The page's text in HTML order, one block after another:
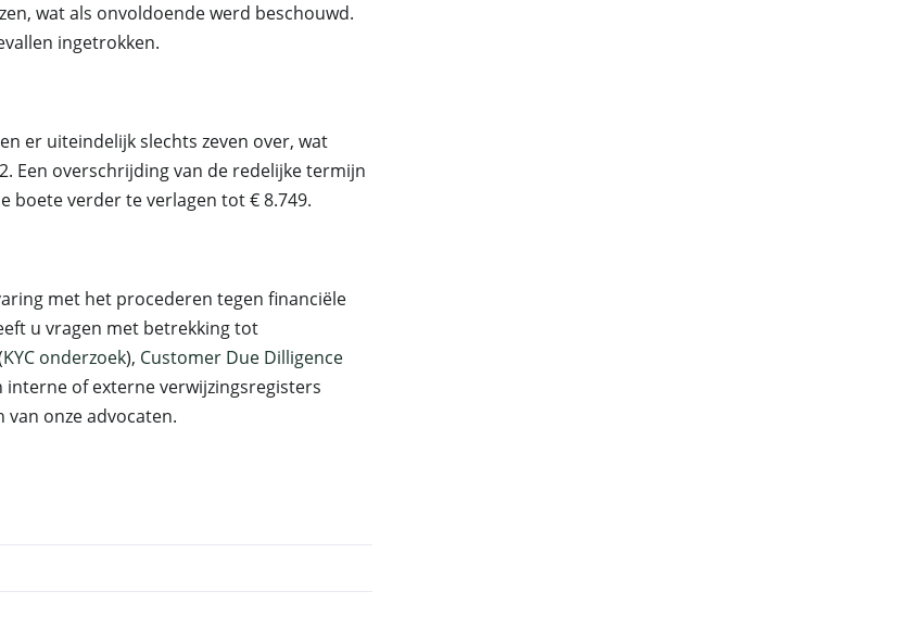
wat als onvoldoende werd beschouwd.
ingetrokken.
er uiteindelijk slechts zeven over, wat
Een overschrijding van de redelijke termijn
boete verder te verlagen tot € 8.749.
met het procederen tegen financiële
u vragen met betrekking tot
KYC onderzoek), Customer Due Dilligence
of externe verwijzingsregisters
van onze advocaten.